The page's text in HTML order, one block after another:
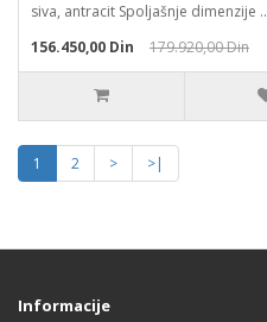
siva, antracit Spoljašnje dimenzije ..
156.450,00 Din
179.920,00 Din
1 2 >
>|
Informacije